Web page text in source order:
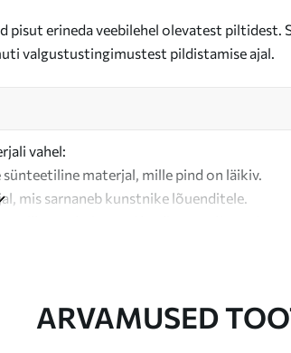
pisut erineda veebilehel olevatest piltidest.
valgustustingimustest pildistamise ajal.
vahel:
sünteetiline materjal, mille pind on läikiv.
mis sarnaneb kunstnike lõuenditele.
ARVAMUSED